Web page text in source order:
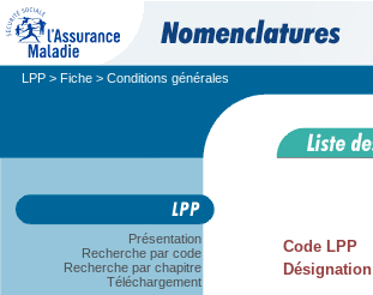
LPP > Fiche > Conditions générales
Présentation
Recherche par code
Recherche par chapitre
Téléchargement
Code LPP
Désignation